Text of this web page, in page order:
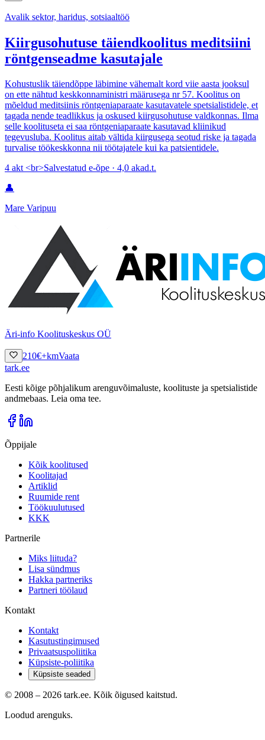
Avalik sektor, haridus, sotsiaaltöö
Kiirgusohutuse täiendkoolitus meditsiini
röntgenseadme kasutajale
Kohustuslik täiendõppe läbimine vähemalt kord viie aasta jooksul
on ette nähtud keskkonnaministri määrusega nr 57. Koolitus on
mõeldud meditsiinis röntgeniaparaate kasutavatele spetsialistidele, et
tagada nende teadlikkus ja oskused kiirgusohutuse valdkonnas. Ilma
selle koolituseta ei saa röntgeniaparaate kasutavad kliinikud
tegevusluba. Koolitus aitab vältida kiirgusega seotud riske ja tagada
turvalise töökeskkonna nii töötajatele kui ka patsientidele.
4 akt <br>Salvestatud e-õpe · 4,0 akad.t.
👤
Mare Varipuu
Äri-info Koolituskeskus OÜ
210€+kmVaata
tark.ee
Eesti kõige põhjalikum arenguvõimaluste, koolituste ja spetsialistide
andmebaas. Leia oma tee.
Õppijale
Kõik koolitused
Koolitajad
Artiklid
Ruumide rent
Töökuulutused
KKK
Partnerile
Miks liituda?
Lisa sündmus
Hakka partneriks
Partneri töölaud
Kontakt
Kontakt
Kasutustingimused
Privaatsuspoliitika
Küpsiste-poliitika
Küpsiste seaded
© 2008 – 2026 tark.ee. Kõik õigused kaitstud.
Loodud arenguks.